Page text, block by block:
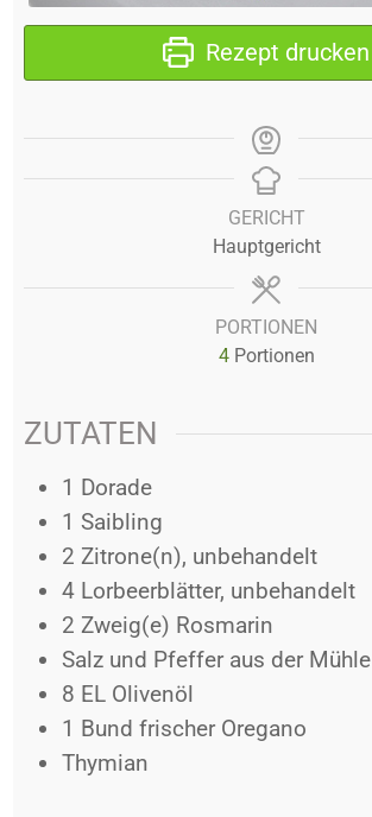
Rezept drucken
GERICHT
Hauptgericht
PORTIONEN
4 Portionen
ZUTATEN
1 Dorade
1 Saibling
2 Zitrone(n), unbehandelt
4 Lorbeerblätter, unbehandelt
2 Zweig(e) Rosmarin
Salz und Pfeffer aus der Mühle
8 EL Olivenöl
1 Bund frischer Oregano
Thymian